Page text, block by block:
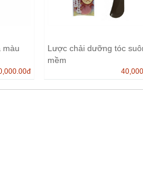
màu
đ
Lược chải dưỡng tóc
mềm